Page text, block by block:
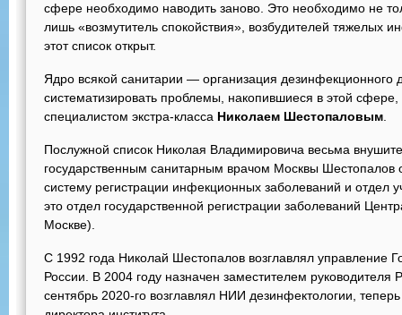
сфере необходимо наводить заново. Это необходимо не
лишь «возмутитель спокойствия», возбудителей тяжелых
этот список открыт.
Ядро всякой санитарии — организация дезинфекционного
систематизировать проблемы, накопившиеся в этой
специалистом экстра-класса Николаем Шестопаловым
Послужной список Николая Владимировича весьма
государственным санитарным врачом Москвы Шестопалов
систему регистрации инфекционных заболеваний и отдел
это отдел государственной регистрации заболеваний
Москве).
С 1992 года Николай Шестопалов возглавлял управление
России. В 2004 году назначен заместителем руководителя
сентябрь 2020-го возглавлял НИИ дезинфектологии,